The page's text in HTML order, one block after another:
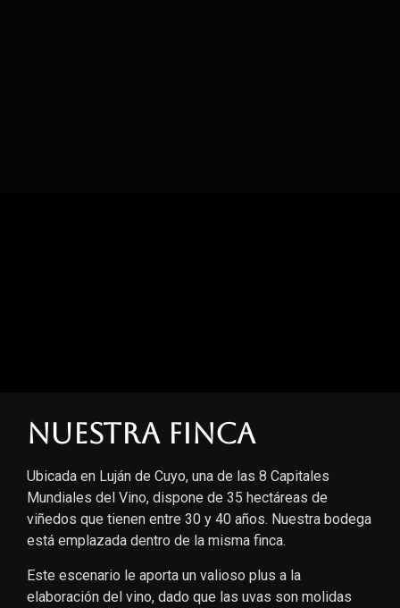
Nuestra finca
Ubicada en Luján de Cuyo, una de las 8 Capitales
Mundiales del Vino, dispone de 35 hectáreas de
viñedos que tienen entre 30 y 40 años. Nuestra bodega
está emplazada dentro de la misma finca.
Este escenario le aporta un valioso plus a la
elaboración del vino, dado que las uvas son molidas